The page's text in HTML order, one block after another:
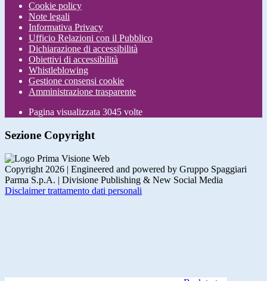
Cookie policy
Note legali
Informativa Privacy
Ufficio Relazioni con il Pubblico
Dichiarazione di accessibilità
Obiettivi di accessibilità
Whistleblowing
Gestione consensi cookie
Amministrazione trasparente
Pagina visualizzata 3045 volte
Sezione Copyright
Copyright 2026 | Engineered and powered by Gruppo Spaggiari
Parma S.p.A. | Divisione Publishing & New Social Media
Disclaimer trattamento dati personali